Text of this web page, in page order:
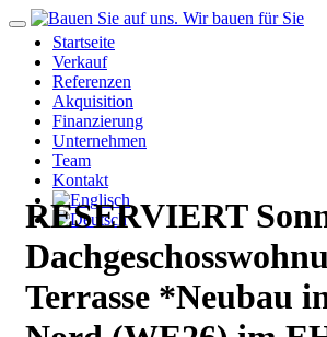
Startseite
Verkauf
Referenzen
Akquisition
Finanzierung
Unternehmen
Team
Kontakt
RESERVIERT
Terrasse *Neubau